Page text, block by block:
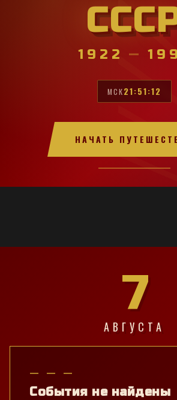
1922 —
МСК21:51:13
НАЧАТЬ
7
АВГУСТА
— — —
События не найдены